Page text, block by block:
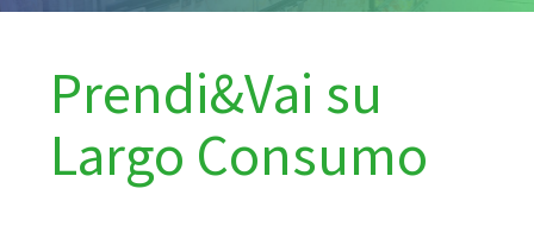
Prendi&Vai su
Largo Consumo